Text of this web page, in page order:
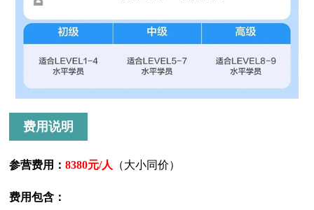
费用说明
参营费用：8380元/人 （大小同价）
费用包含：